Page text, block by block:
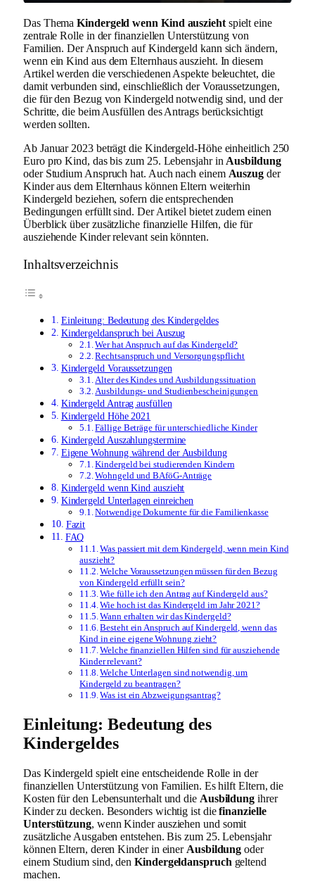
Das ThemaKindergeld wenn Kind ausziehtspielt eine
zentrale Rolle in der finanziellen Unterstützung von
Familien. Der Anspruch auf Kindergeld kann sich ändern,
wenn ein Kind aus dem Elternhaus auszieht. In diesem
Artikel werden die verschiedenen Aspekte beleuchtet, die
damit verbunden sind, einschließlich der Voraussetzungen,
die für den Bezug von Kindergeld notwendig sind, und der
Schritte, die beim Ausfüllen des Antrags berücksichtigt
werden sollten.
Ab Januar 2023 beträgt die Kindergeld-Höhe einheitlich 250
Euro pro Kind, das bis zum 25. Lebensjahr in Ausbildung
oder Studium Anspruch hat. Auch nach einem Auszug der
Kinder aus dem Elternhaus können Eltern weiterhin
Kindergeld beziehen, sofern die entsprechenden
Bedingungen erfüllt sind. Der Artikel bietet zudem einen
Überblick über zusätzliche finanzielle Hilfen, die für
ausziehende Kinder relevant sein könnten.
Inhaltsverzeichnis
Einleitung: Bedeutung des Kindergeldes
Kindergeldanspruch bei Auszug
Wer hat Anspruch auf das Kindergeld?
Rechtsanspruch und Versorgungspflicht
Kindergeld Voraussetzungen
Alter des Kindes und Ausbildungssituation
Ausbildungs- und Studienbescheinigungen
Kindergeld Antrag ausfüllen
Kindergeld Höhe 2021
Fällige Beträge für unterschiedliche Kinder
Kindergeld Auszahlungstermine
Eigene Wohnung während der Ausbildung
Kindergeld bei studierenden Kindern
Wohngeld und BAföG-Anträge
Kindergeld wenn Kind auszieht
Kindergeld Unterlagen einreichen
Notwendige Dokumente für die Familienkasse
Fazit
FAQ
Was passiert mit dem Kindergeld, wenn mein Kind
auszieht?
Welche Voraussetzungen müssen für den Bezug
von Kindergeld erfüllt sein?
Wie fülle ich den Antrag auf Kindergeld aus?
Wie hoch ist das Kindergeld im Jahr 2021?
Wann erhalten wir das Kindergeld?
Besteht ein Anspruch auf Kindergeld, wenn das
Kind in eine eigene Wohnung zieht?
Welche finanziellen Hilfen sind für ausziehende
Kinder relevant?
Welche Unterlagen sind notwendig, um
Kindergeld zu beantragen?
Was ist ein Abzweigungsantrag?
Einleitung: Bedeutung des
Kindergeldes
Das Kindergeld spielt eine entscheidende Rolle in der
finanziellen Unterstützung von Familien. Es hilft Eltern, die
Kosten für den Lebensunterhalt und die Ausbildung ihrer
Kinder zu decken. Besonders wichtig ist diefinanzielle
Unterstützung, wenn Kinder ausziehen und somit
zusätzliche Ausgaben entstehen. Bis zum 25. Lebensjahr
können Eltern, deren Kinder in einer Ausbildung oder
einem Studium sind, denKindergeldanspruch geltend
machen.